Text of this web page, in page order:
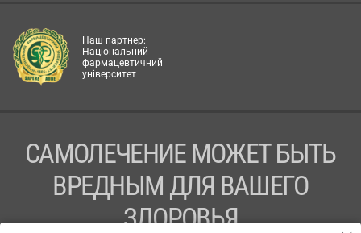
Наш партнер:
Національний
фармацевтичний
університет
САМОЛЕЧЕНИЕ МОЖЕТ БЫТЬ
ВРЕДНЫМ ДЛЯ ВАШЕГО
ЗДОРОВЬЯ